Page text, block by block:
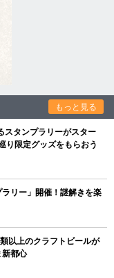
もっと見る
スタンプラリーがスター
り限定グッズをもらおう
リー」開催！謎解きを楽
以上のクラフトビールが
新都心